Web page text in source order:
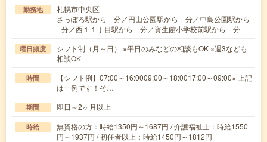
勤務地
札幌市中央区
さっぽろ駅から---分／円山公園駅から---分／中島公園駅から-
--分／西１１丁目駅から---分／資生館小学校前駅から---分
曜日頻度
シフト制（月～日） ※平日のみなどの相談もOK ※週3なども
相談OK
時間
【シフト例】07:00～16:0009:00～18:0017:00～09:00※ 上記
は一例です！そ…
期間 即日～2ヶ月以上
時給
無資格の方：時給1350円～1687円 / 介護福祉士：時給1550
円～1937円 / 初任者以上：時給1450円～1812円